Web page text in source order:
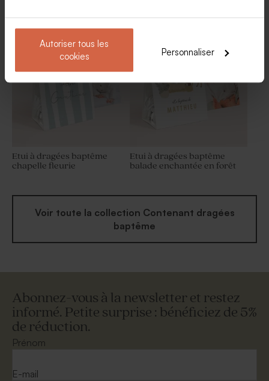
Autoriser tous les
cookies
Personnaliser
Dragées baptême lentilles
couleur marbré vert 1 kg (±
renard avec photos
effet vintage
Etui à dragées baptême
chapelle fleurie
Etui à dragées baptême
balade enchantée en forêt
Voir toute la collection Contenant dragées
baptême
Abonnez-vous à la newsletter et restez
informé. Petite surprise : bénéficiez de 5%
de réduction.
Prénom
E-mail